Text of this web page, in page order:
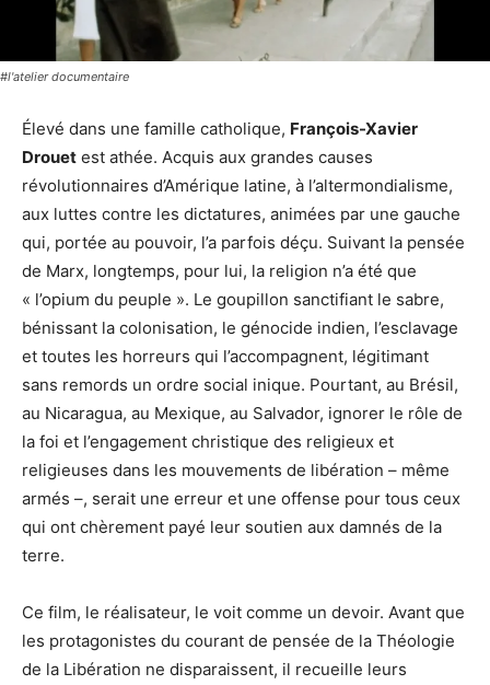
#l'atelier documentaire
Élevé dans une famille catholique, François-Xavier
Drouet est athée. Acquis aux grandes causes
révolutionnaires d’Amérique latine, à l’altermondialisme,
aux luttes contre les dictatures, animées par une gauche
qui, portée au pouvoir, l’a parfois déçu. Suivant la pensée
de Marx, longtemps, pour lui, la religion n’a été que
« l’opium du peuple ». Le goupillon sanctifiant le sabre,
bénissant la colonisation, le génocide indien, l’esclavage
et toutes les horreurs qui l’accompagnent, légitimant
sans remords un ordre social inique. Pourtant, au Brésil,
au Nicaragua, au Mexique, au Salvador, ignorer le rôle de
la foi et l’engagement christique des religieux et
religieuses dans les mouvements de libération – même
armés –, serait une erreur et une offense pour tous ceux
qui ont chèrement payé leur soutien aux damnés de la
terre.
Ce film, le réalisateur, le voit comme un devoir. Avant que
les protagonistes du courant de pensée de la Théologie
de la Libération ne disparaissent, il recueille leurs